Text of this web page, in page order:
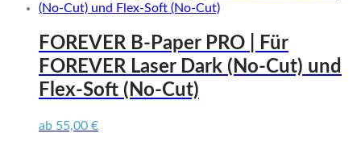
weist
Varianten
auf.
Die
Optionen
können
FOREVER B-Paper PRO | Für
FOREVER Laser Dark (No-Cut) und
Flex-Soft (No-Cut)
ab 55,00 €